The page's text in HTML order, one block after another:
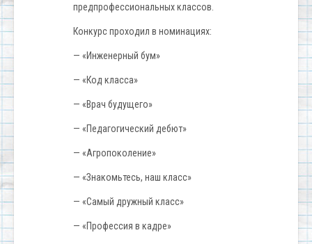
предпрофессиональных классов.
Конкурс проходил в номинациях:
— «Инженерный бум»
— «Код класса»
— «Врач будущего»
— «Педагогический дебют»
— «Агропоколение»
— «Знакомьтесь, наш класс»
— «Самый дружный класс»
— «Профессия в кадре»